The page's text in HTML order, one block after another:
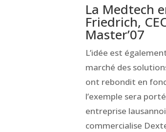
La Medtech
Friedrich,
Master’07
L’idée est
marché des
ont rebondit en
l’exemple sera
entreprise
commercialise